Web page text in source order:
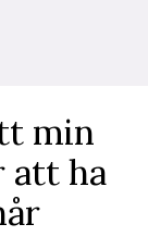
min
att ha